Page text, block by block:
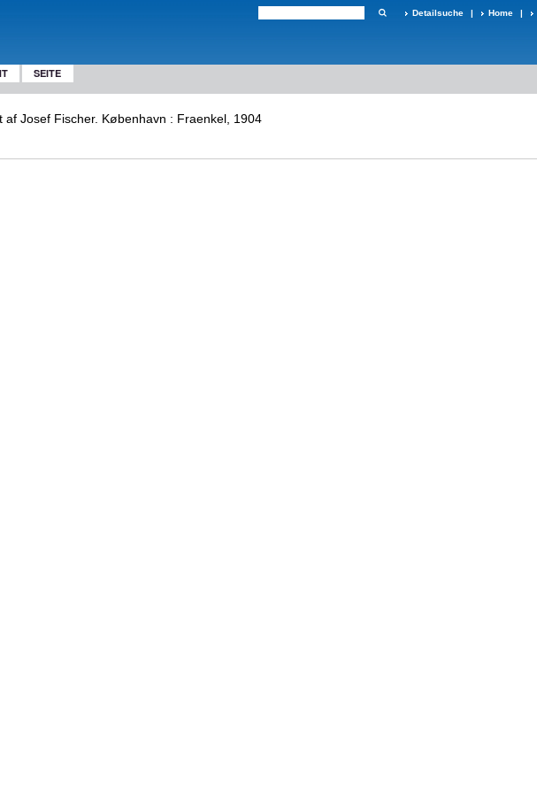
Detailsuche | Home |
SEITE
af Josef Fischer. København : Fraenkel, 1904